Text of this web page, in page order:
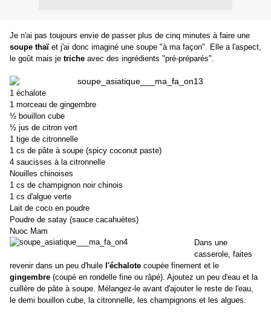
Je n'ai pas toujours envie de passer plus de cinq minutes à faire une
soupe thaï et j'ai donc imaginé une soupe "à ma façon". Elle a l'aspect,
le goût mais je triche avec des ingrédients "pré-préparés".
1 échalote
1 morceau de gingembre
½ bouillon cube
½ jus de citron vert
1 tige de citronnelle
1 cs de pâte à soupe (spicy coconut paste)
4 saucisses à la citronnelle
Nouilles chinoises
1 cs de champignon noir chinois
1 cs d'algue verte
Lait de coco en poudre
Poudre de satay (sauce cacahuètes)
Nuoc Mam
Dans une
casserole, faites
revenir dans un peu d'huile l'échalote coupée finement et le
gingembre (coupé en rondelle fine ou râpé). Ajoutez un peu d'eau et la
cuillère de pâte à soupe. Mélangez-le avant d'ajouter le reste de l'eau,
le demi bouillon cube, la citronnelle, les champignons et les algues.